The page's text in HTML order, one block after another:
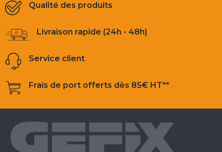
Qualité des produits
Livraison rapide (24h - 48h)
Service client
Frais de port offerts dès 85€ HT**